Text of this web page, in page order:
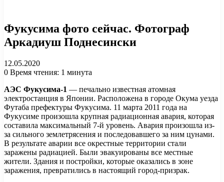
Фукусима фото сейчас. Фотограф
Аркадиуш Поднесински
12.05.2020
0 Время чтения: 1 минута
АЭС Фукусима-1 — печально известная атомная
электростанция в Японии. Расположена в городе Окума уезда
Футаба префектуры Фукусима. 11 марта 2011 года на
Фукусиме произошла крупная радиационная авария, которая
составила максимальный 7-й уровень. Авария произошла из-
за сильного землетрясения и последовавшего за ним цунами.
В результате аварии все окрестные территории стали
заражены радиацией. Были эвакуированы все местные
жители. Здания и постройки, которые оказались в зоне
заражения, превратились в настоящий город-призрак.